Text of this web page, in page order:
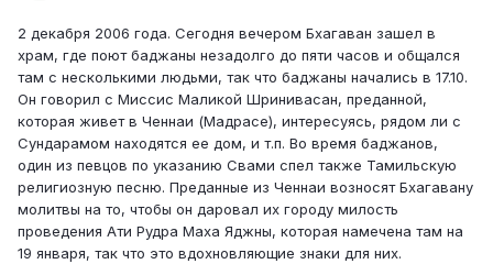
2 декабря 2006 года. Сегодня вечером Бхагаван зашел в
храм, где поют баджаны незадолго до пяти часов и общался
там с несколькими людьми, так что баджаны начались в 17.10.
Он говорил с Миссис Маликой Шринивасан, преданной,
которая живет в Ченнаи (Мадрасе), интересуясь, рядом ли с
Сундарамом находятся ее дом, и т.п. Во время баджанов,
один из певцов по указанию Свами спел также Тамильскую
религиозную песню. Преданные из Ченнаи возносят Бхагавану
молитвы на то, чтобы он даровал их городу милость
проведения Ати Рудра Маха Яджны, которая намечена там на
19 января, так что это вдохновляющие знаки для них.